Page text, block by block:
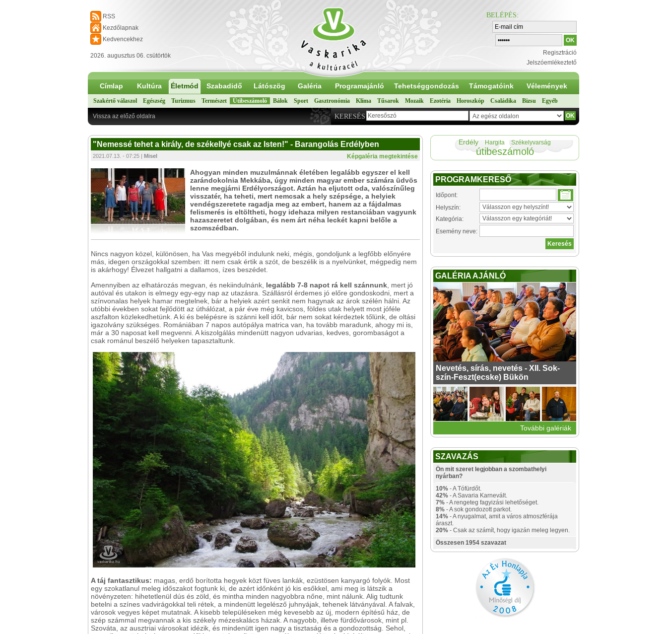
RSS
Kezdőlapnak
Kedvencekhez
2026. augusztus 06. csütörtök
BELÉPÉS:
Regisztráció
Jelszóemlékeztető
Címlap Kultúra Életmód Szabadidő Látószög Galéria Programajánló Tehetséggondozás Támogatóink Vélemények
Szakértő válaszol Egészség Turizmus Természet Útibeszámoló Bálok Sport Gasztronómia Klíma Tűsarok Mozaik Ezotéria Horoszkóp Családika Bizsu Egyéb
KERESÉS
Vissza az előző oldalra
"Nemessé tehet a király, de székellyé csak az Isten!" - Barangolás Erdélyben
Képgaléria megtekintése
2021.07.13. - 07:25 | Misel
Ahogyan minden muzulmánnak életében legalább egyszer el kell
zarándokolnia Mekkába, úgy minden magyar ember számára üdvös
lenne megjárni Erdélyországot. Aztán ha eljutott oda, valószínűleg
visszatér, ha teheti, mert nemcsak a hely szépsége, a helyiek
vendégszeretete ragadja meg az embert, hanem az a fájdalmas
felismerés is eltöltheti, hogy idehaza milyen restanciában vagyunk
hazaszeretet dolgában, és nem árt néha leckét kapni belőle a
szomszédban.
Nincs nagyon közel, különösen, ha Vas megyéből indulunk neki, mégis, gondoljunk a legfőbb előnyére
más, idegen országokkal szemben: itt nem csak értik a szót, de beszélik is a nyelvünket, mégpedig nem
is akárhogy! Élvezet hallgatni a dallamos, ízes beszédet.
Amennyiben az elhatározás megvan, és nekiindulnánk, legalább 7-8 napot rá kell szánnunk , mert jó
autóval és utakon is elmegy egy-egy nap az utazásra. Szállásról érdemes jó előre gondoskodni, mert a
színvonalas helyek hamar megtelnek, bár a helyiek azért senkit nem hagynak az árok szélén hálni. Az
utóbbi években sokat fejlődött az úthálózat, a pár éve még kavicsos, földes utak helyett most jóféle
aszfalton közlekedhetünk. A ki és belépésre is szánni kell időt, bár nem sokat kérdeztek tőlünk, de oltási
igazolvány szükséges. Romániában 7 napos autópálya matrica van, ha tovább maradunk, ahogy mi is,
már a 30 naposat kell megvenni. A kiszolgálás mindenütt nagyon udvarias, kedves, gorombaságot a
csak románul beszélő helyeken tapasztaltunk.
A táj fantasztikus: magas, erdő borította hegyek közt füves lankák, ezüstösen kanyargó folyók. Most
egy szokatlanul meleg időszakot fogtunk ki, de azért időnként jó kis esőkkel, ami meg is látszik a
növényzeten: hihetetlenül dús és zöld, és mintha minden nagyobbra nőne, mint nálunk. Alig tudtunk
betelni a színes vadvirágokkal teli rétek, a mindenütt legelésző juhnyájak, tehenek látványával. A falvak,
városok vegyes képet mutatnak. A kisebb településeken még kevesebb az új, modern építésű ház, de
szép számmal megvannak a kis székely mézeskalács házak. A nagyobb, illetve fürdővárosok, mint pl.
Szováta, az ausztriai városokat idézik, és mindenütt igen nagy a tisztaság és a gondozottság. Sehol,
Erdély Hargita Székelyvarság
útibeszámoló
PROGRAMKERESŐ
Időpont:
Helyszín:
Kategória:
Esemény neve:
GALÉRIA AJÁNLÓ
Nevetés, sírás, nevetés - XII. Sok-
szín-Feszt(ecske) Bükön
További galériák
SZAVAZÁS
Ön mit szeret legjobban a szombathelyi
nyárban?
10% - A Tófürdőt.
42% - A Savaria Karnevált.
7% - A rengeteg fagyizási lehetőséget.
8% - A sok gondozott parkot.
14% - A nyugalmat, amit a város atmoszférája
áraszt.
20% - Csak az számít, hogy igazán meleg legyen.
Összesen 1954 szavazat